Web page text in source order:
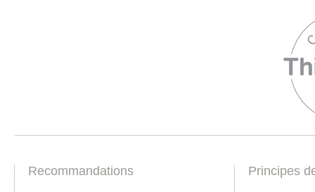
Recommandations Principes